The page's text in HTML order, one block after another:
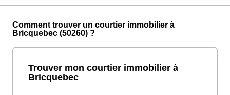
Comment trouver un courtier immobilier à
Bricquebec (50260) ?
Trouver mon courtier immobilier à
Bricquebec